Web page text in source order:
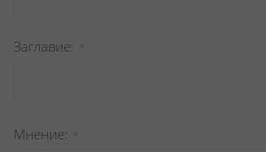
Заглавиe
Мнение